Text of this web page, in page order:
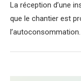
La réception d’une
que le chantier est
l’autoconsommation.